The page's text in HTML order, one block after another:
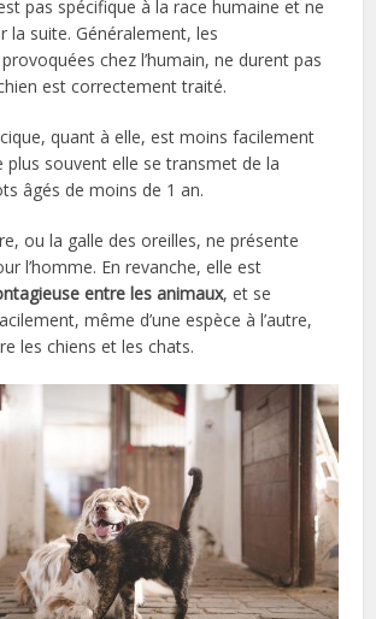
pas spécifique à la race humaine et ne
la suite. Généralement, les
chez l’humain, ne durent pas
est correctement traité.
quant à elle, est moins facilement
plus souvent elle se transmet de la
âgés de moins de 1 an.
ou la galle des oreilles, ne présente
l’homme. En revanche, elle est
entre les animaux, et se
même d’une espèce à l’autre,
les chiens et les chats.